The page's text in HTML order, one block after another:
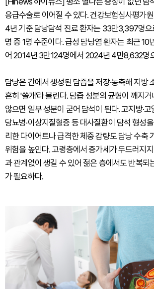
응급수술로 이어질 수 있다. 건강보험심사평가
4년 기준 담낭담석 진료 환자는 33만3,397명으
명 중 1명 수준이다. 급성 담낭염 환자는 최근 10
어 2014년 3만124명에서 2024년 4만8,632명
담낭은 간에서 생성된 담즙을 저장·농축해 지방
흔히 '쓸개'라 불린다. 담즙 성분의 균형이 깨지거
않으면 일부 성분이 굳어 담석이 된다. 고지방·고
당뇨병·이상지질혈증 등 대사질환이 담석 형성
리한 다이어트나 급격한 체중 감량도 담낭 수축
위험을 높인다. 고령층에서 증가세가 두드러지
과 관계없이 생길 수 있어 젊은 층에서도 반복되
가 필요하다.